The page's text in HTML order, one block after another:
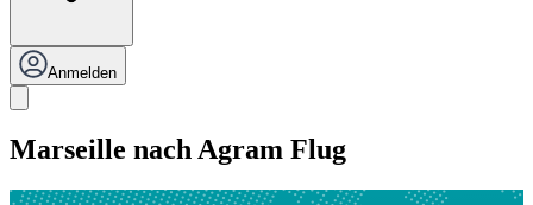
Anmelden
Marseille nach Agram Flug